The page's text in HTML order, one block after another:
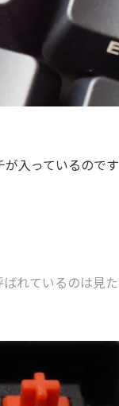
入っているのです
れているのは見た